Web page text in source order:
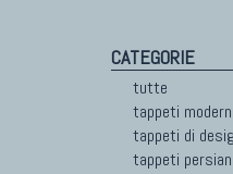
CATEGORIE
tutte
tappeti moderni
tappeti di
tappeti persiani